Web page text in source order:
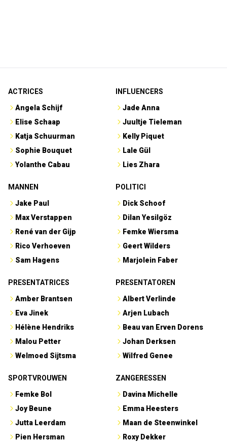
ACTRICES
Angela Schijf
Elise Schaap
Katja Schuurman
Sophie Bouquet
Yolanthe Cabau
INFLUENCERS
Jade Anna
Juultje Tieleman
Kelly Piquet
Lale Gül
Lies Zhara
MANNEN
Jake Paul
Max Verstappen
René van der Gijp
Rico Verhoeven
Sam Hagens
POLITICI
Dick Schoof
Dilan Yesilgöz
Femke Wiersma
Geert Wilders
Marjolein Faber
PRESENTATRICES
Amber Brantsen
Eva Jinek
Hélène Hendriks
Malou Petter
Welmoed Sijtsma
PRESENTATOREN
Albert Verlinde
Arjen Lubach
Beau van Erven Dorens
Johan Derksen
Wilfred Genee
SPORTVROUWEN
Femke Bol
Joy Beune
Jutta Leerdam
Pien Hersman
ZANGERESSEN
Davina Michelle
Emma Heesters
Maan de Steenwinkel
Roxy Dekker